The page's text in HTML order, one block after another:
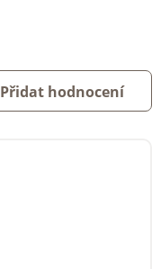
Přidat hodnocení